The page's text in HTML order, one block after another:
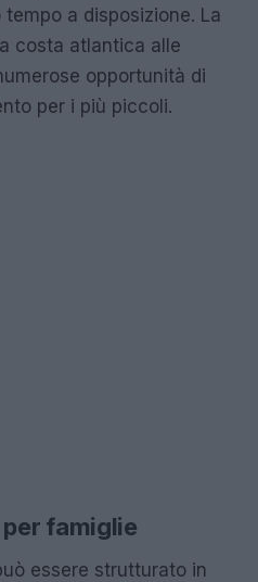
a disposizione. La
costa atlantica alle
opportunità di
per i più piccoli.
famiglie
essere strutturato in